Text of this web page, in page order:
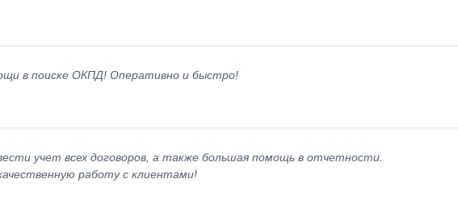
в поиске ОКПД! Оперативно и быстро!
учет всех договоров, а также большая помощь в отчетности.
работу с клиентами!